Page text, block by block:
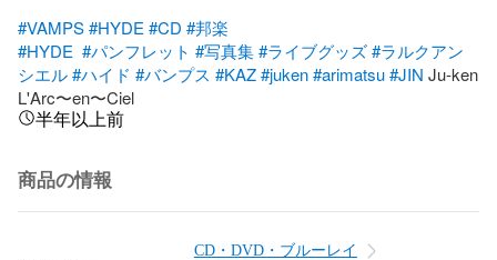
#VAMPS#HYDE #CD #邦楽
#HYDE #パンフレット #写真集#ライブグッズ#ラルクアン
シエル#ハイド #バンプス #KAZ#juken#arimatsu#JIN Ju-ken
L'Arc〜en〜Ciel
半年以上前
商品の情報
CD・DVD・ブルーレイ